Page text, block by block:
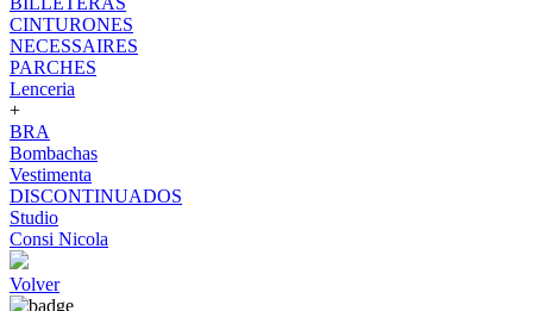
CINTURONES
NECESSAIRES
PARCHES
Lenceria
+
BRA
Bombachas
Vestimenta
DISCONTINUADOS
Studio
Consi Nicola
Volver